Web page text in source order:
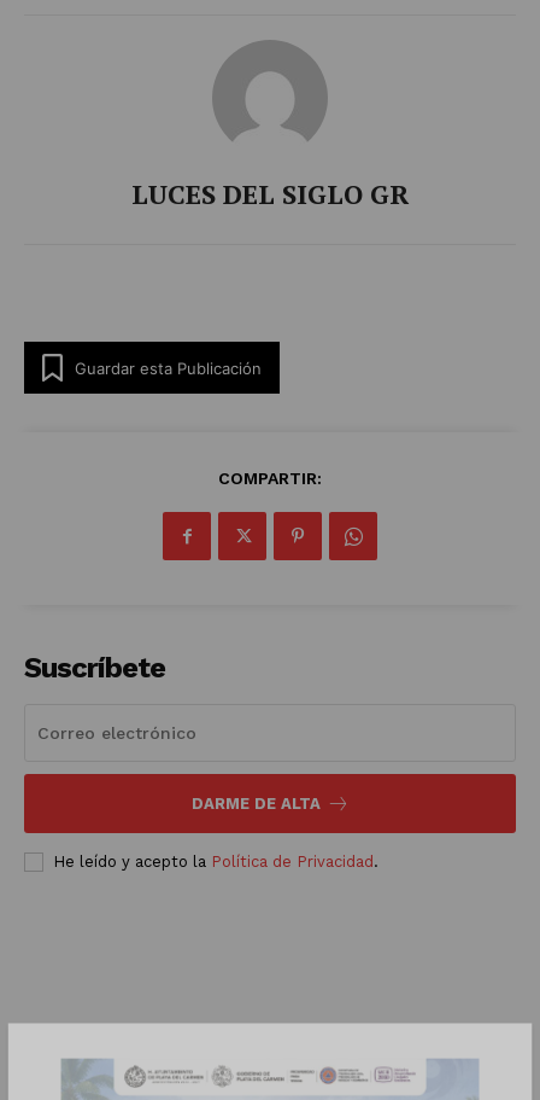
LUCES DEL SIGLO GR
Guardar esta Publicación
COMPARTIR:
Suscríbete
DARME DE ALTA
He leído y acepto la Política de Privacidad .